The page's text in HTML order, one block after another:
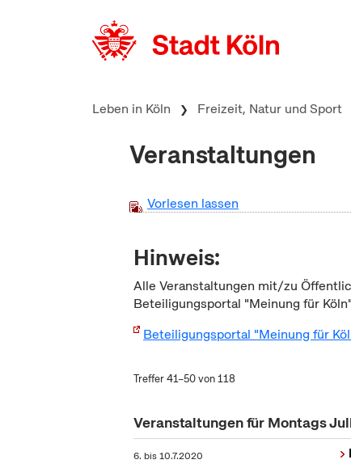
Leben in Köln Freizeit, Natur und Sport
Veranstaltungen
Vorlesen lassen
Hinweis:
Alle Veranstaltungen mit/zu
Beteiligungsportal "Meinung für
Beteiligungsportal "Meinung für
Treffer 41–50 von 118
Veranstaltungen für Montags
6. bis10.7.2020